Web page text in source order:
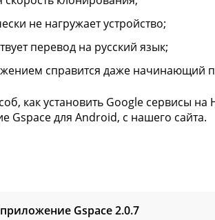
не нагружает устройство;
перевод на русский язык;
справится даже начинающий
как установить Google сервисы
Gspace для Android, с нашего сайта.
Gspace2.0.7